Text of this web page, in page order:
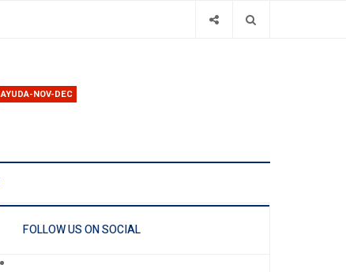
AYUDA-NOV-DEC
FOLLOW US ON SOCIAL